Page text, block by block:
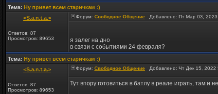
Тема: Ну привет всем старичкам :)
<S.a.n.t.a.>
Ответов: 87
Просмотров: 89653
Форум: Свободное Общение Добавлено: Пт Мар 03,
я залег на дно
в связи с событиями 24 февраля?
Тема: Ну привет всем старичкам :)
<S.a.n.t.a.>
Ответов: 87
Просмотров: 89653
Форум: Свободное Общение Добавлено: Чт Дек 15,
Тут впору готовиться в батлу в реале играть, там